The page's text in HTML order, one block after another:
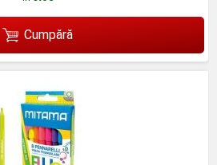
Cumpără